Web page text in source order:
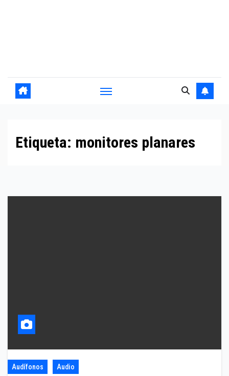
Etiqueta: monitores planares
Audífonos Audio